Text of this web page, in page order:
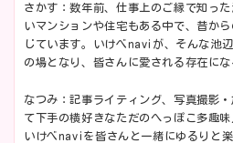
さかす：数年前、仕事上のご縁で知っ
いマンションや住宅もある中で、昔か
じています。いけべnaviが、そんな池
の場となり、皆さんに愛される存在にな
なつみ：記事ライティング、写真撮影
て下手の横好きなただのへっぽこ多趣
いけべnaviを皆さんと一緒にゆるりと